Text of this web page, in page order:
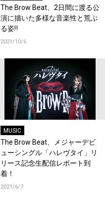
The Brow Beat、2日間に渡る公
演に描いた多様な音楽性と荒ぶ
る姿‼
2021/10/6
MUSIC
The Brow Beat、メジャーデビ
ューシングル「ハレヴタイ」リ
リース記念生配信レポート到
着！
2021/6/7